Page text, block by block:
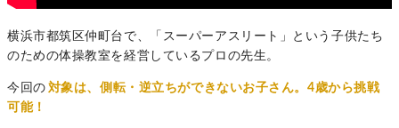
横浜市都筑区仲町台で、「スーパーアスリート」という子供たち
のための体操教室を経営しているプロの先生。
今回の 対象は、側転・逆立ちができないお子さん。4歳から挑戦
可能！